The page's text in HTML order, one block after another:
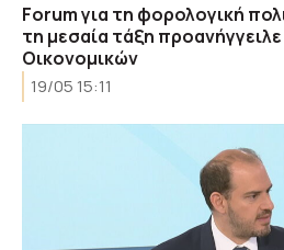
Forum για τη φορολογική
τη μεσαία τάξη
Οικονομικών
19/05 15:11